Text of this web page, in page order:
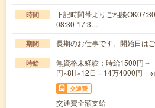
時間
下記時間帯よりご相談
08:30-17:3…
期間 長期のお仕事です。開始日は
時給
無資格未経験：時給1500円
円×8H×12日＝14万4000円 ※
交通費
交通費全額支給